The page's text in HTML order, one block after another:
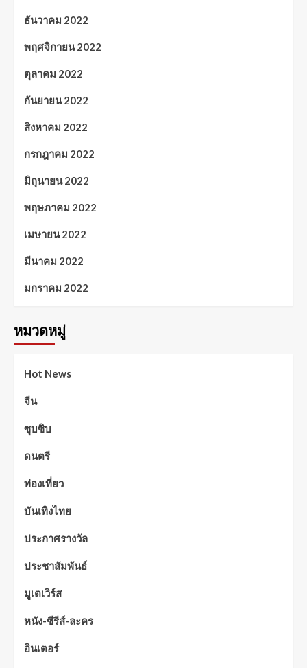
ธันวาคม 2022
พฤศจิกายน 2022
ตุลาคม 2022
กันยายน 2022
สิงหาคม 2022
กรกฎาคม 2022
มิถุนายน 2022
พฤษภาคม 2022
เมษายน 2022
มีนาคม 2022
มกราคม 2022
หมวดหมู่
Hot News
จีน
ซุบซิบ
ดนตรี
ท่องเที่ยว
บันเทิงไทย
ประกาศรางวัล
ประชาสัมพันธ์
มูเตเวิร์ส
หนัง-ซีรีส์-ละคร
อินเตอร์